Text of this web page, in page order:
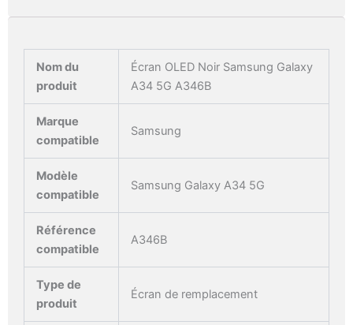
Nom du
produit
Écran OLED Noir Samsung Galaxy
A34 5G A346B
Marque
compatible
Samsung
Modèle
compatible
Samsung Galaxy A34 5G
Référence
compatible
A346B
Type de
produit
Écran de remplacement